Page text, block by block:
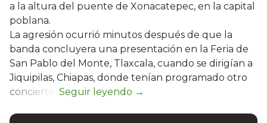
a la altura del puente de Xonacatepec, en la capital
poblana.
La agresión ocurrió minutos después de que la
banda concluyera una presentación en la Feria de
San Pablo del Monte, Tlaxcala, cuando se dirigían a
Jiquipilas, Chiapas, donde tenían programado otro
concierto.